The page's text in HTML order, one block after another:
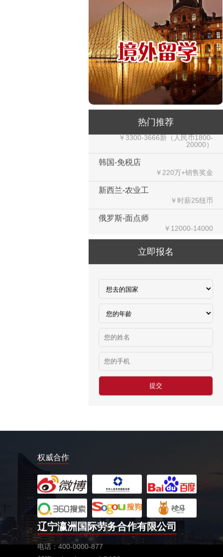
热门推荐
荷兰-铁板烧厨师
￥月薪2100欧元
新西兰-按摩师
￥200纽币/天+提成
荷兰-中餐厨师
￥税后月薪2100欧
韩国-烤鸭师傅
￥260-350万韩币
新加坡-火锅店店长
￥3300-3666新（人民币1800-
20000）
￥8000起-9000
俄罗斯-混凝土工
俄罗斯-瓷砖工
俄罗斯-钢筋工
￥500元/天
德国食品厂
￥税工后‬资是2500欧/月
厨师、帮厨（夫妻工）
新西兰-面点师
￥27-30纽币/小时
日本-金属分解
￥20万日元/月
日本-盒饭制做
立即报名
权威合作
辽宁瀛洲国际劳务合作有限公司
电话：400-0000-877